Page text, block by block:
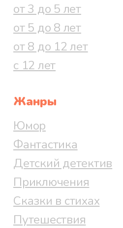
от 3 до 5 лет
от 5 до 8 лет
от 8 до 12 лет
с 12 лет
Жанры
Юмор
Фантастика
Детский детектив
Приключения
Сказки в стихах
Путешествия